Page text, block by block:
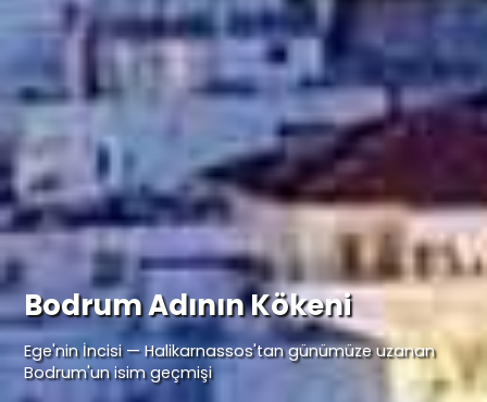
Bodrum Adının Kökeni
Ege'nin İncisi — Halikarnassos'tan günümüze uzanan
Bodrum'un isim geçmişi